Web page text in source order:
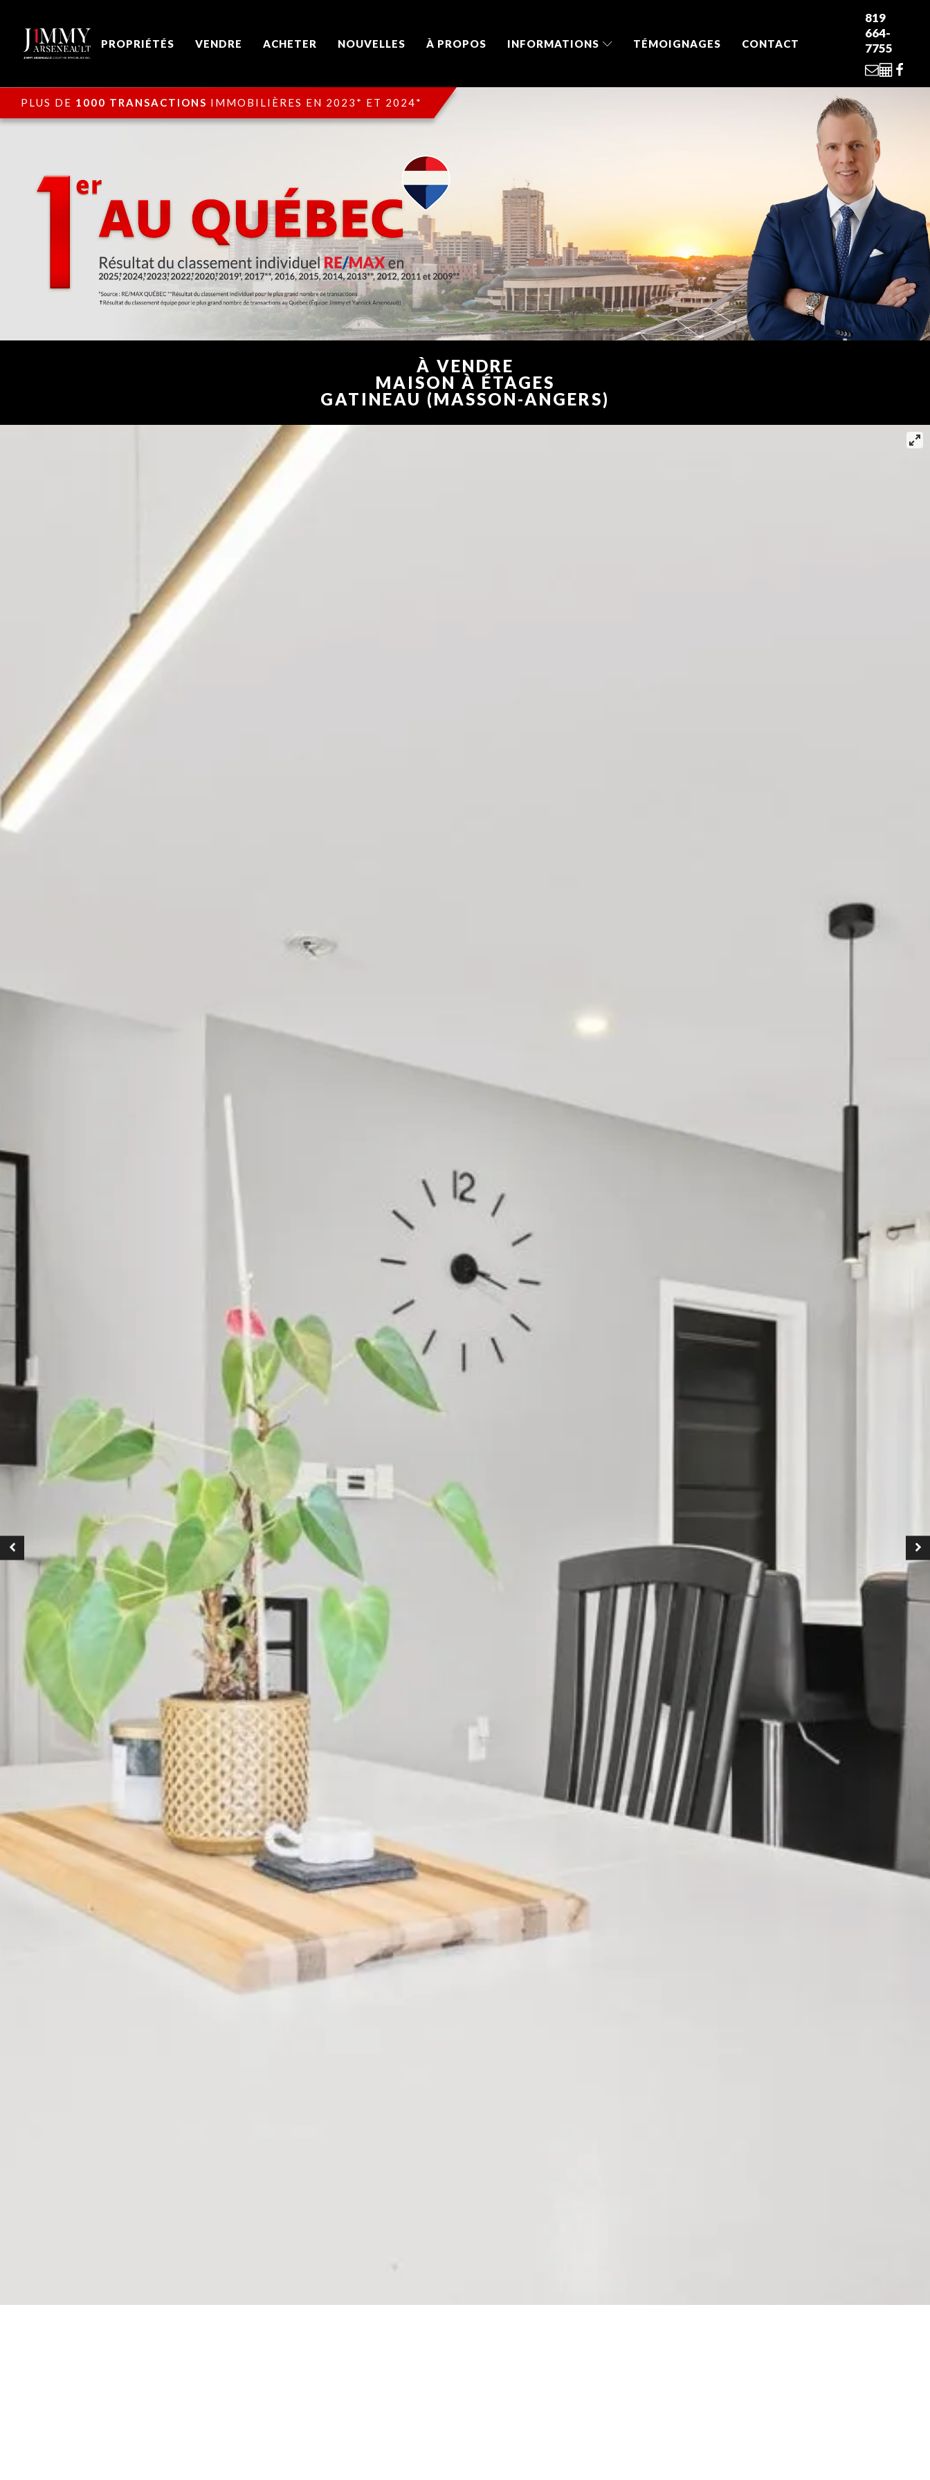
PROPRIÉTÉS VENDRE ACHETER NOUVELLES À PROPOS INFORMATIONS TÉMOIGNAGES CONTACT
819
664-
7755
PLUS DE 1000 TRANSACTIONS IMMOBILIÈRES EN 2023* ET 2024*
À VENDRE
MAISON À ÉTAGES
GATINEAU (MASSON-ANGERS)